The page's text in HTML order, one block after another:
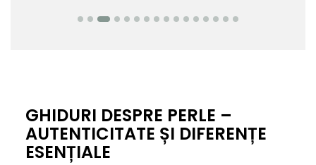
GHIDURI DESPRE PERLE –
AUTENTICITATE ȘI DIFERENȚE
ESENȚIALE